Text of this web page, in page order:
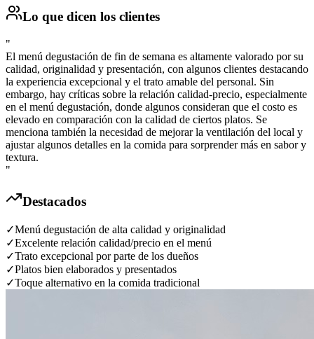
Lo que dicen los clientes
"
El menú degustación de fin de semana es altamente valorado por su
calidad, originalidad y presentación, con algunos clientes destacando
la experiencia excepcional y el trato amable del personal. Sin
embargo, hay críticas sobre la relación calidad-precio, especialmente
en el menú degustación, donde algunos consideran que el costo es
elevado en comparación con la calidad de ciertos platos. Se
menciona también la necesidad de mejorar la ventilación del local y
ajustar algunos detalles en la comida para sorprender más en sabor y
textura.
"
Destacados
✓Menú degustación de alta calidad y originalidad
✓Excelente relación calidad/precio en el menú
✓Trato excepcional por parte de los dueños
✓Platos bien elaborados y presentados
✓Toque alternativo en la comida tradicional